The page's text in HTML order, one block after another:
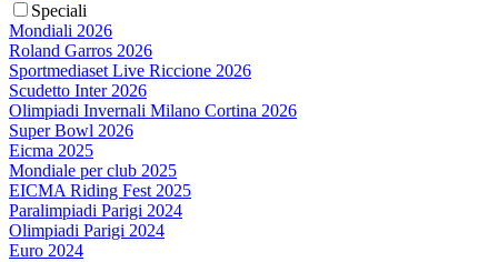
Speciali
Mondiali 2026
Roland Garros 2026
Sportmediaset Live Riccione 2026
Scudetto Inter 2026
Olimpiadi Invernali Milano Cortina 2026
Super Bowl 2026
Eicma 2025
Mondiale per club 2025
EICMA Riding Fest 2025
Paralimpiadi Parigi 2024
Olimpiadi Parigi 2024
Euro 2024